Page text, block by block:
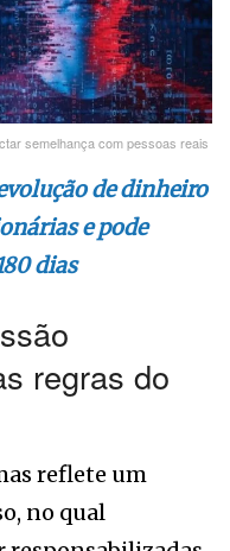
semelhança com pessoas reais
de dinheiro
e pode
dias
regras do
reflete um
no qual